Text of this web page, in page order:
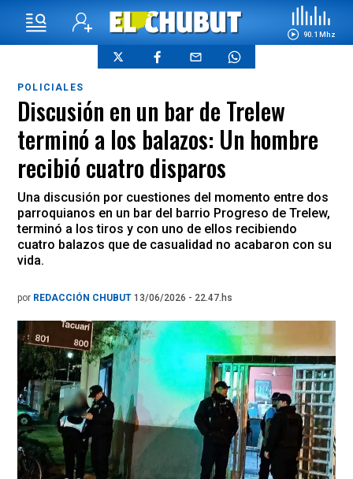
90.1 Mhz
POLICIALES
Discusión en un bar de Trelew
terminó a los balazos: Un hombre
recibió cuatro disparos
Una discusión por cuestiones del momento entre dos
parroquianos en un bar del barrio Progreso de Trelew,
terminó a los tiros y con uno de ellos recibiendo
cuatro balazos que de casualidad no acabaron con su
vida.
por REDACCIÓN CHUBUT 13/06/2026 - 22.47.hs